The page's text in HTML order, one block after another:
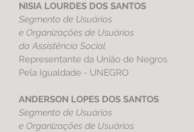
NISIA LOURDES DOS SANTOS
Segmento de Usuários
e Organizações de Usuários
da Assistência Social
Representante da União de Negros
Pela Igualdade - UNEGRO
ANDERSON LOPES DOS SANTOS
Segmento de Usuários
e Organizações de Usuários